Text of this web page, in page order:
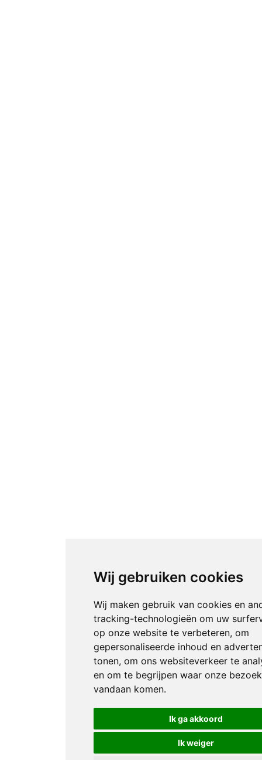
Wij gebruiken cookies
Wij maken gebruik van cookies en
tracking-technologieën om uw
op onze website te verbeteren, om
gepersonaliseerde inhoud en
tonen, om ons websiteverkeer te
en om te begrijpen waar onze
vandaan komen.
Ik ga akkoord
Ik weiger